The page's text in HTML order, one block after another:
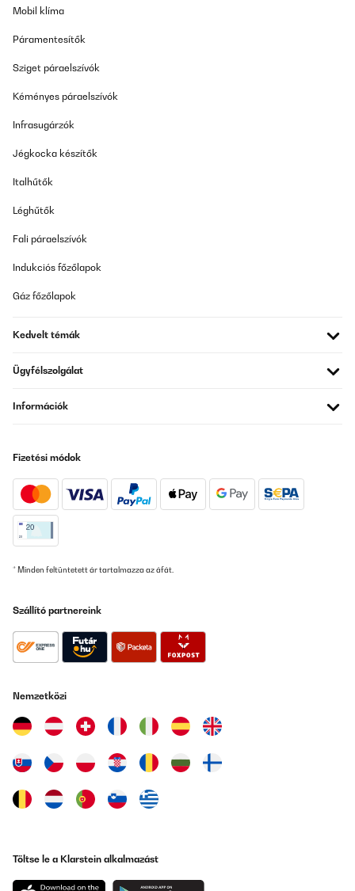
Mobil klíma
Páramentesítők
Sziget páraelszívók
Kéményes páraelszívók
Infrasugárzók
Jégkocka készítők
Italhűtők
Léghűtők
Fali páraelszívók
Indukciós főzőlapok
Gáz főzőlapok
Kedvelt témák
Ügyfélszolgálat
Információk
Fizetési módok
* Minden feltüntetett ár tartalmazza az áfát.
Szállító partnereink
Nemzetközi
Töltse le a Klarstein alkalmazást